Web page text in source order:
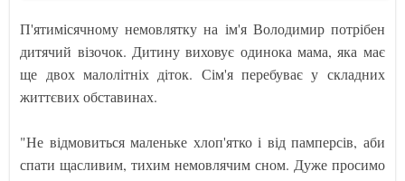
П'ятимісячному немовлятку на ім'я Володимир потрібен
дитячий візочок. Дитину виховує одинока мама, яка має
ще двох малолітніх діток. Сім'я перебуває у складних
життєвих обставинах.
"Не відмовиться маленьке хлоп'ятко і від памперсів, аби
спати щасливим, тихим немовлячим сном. Дуже просимо